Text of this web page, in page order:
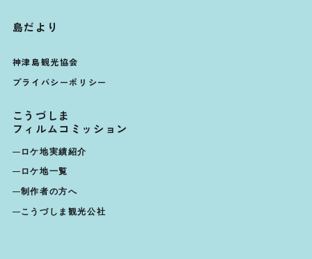
島だより
神津島観光協会
プライバシーポリシー
こうづしま
フィルムコミッション
ロケ地実績紹介
ロケ地一覧
制作者の方へ
こうづしま観光公社